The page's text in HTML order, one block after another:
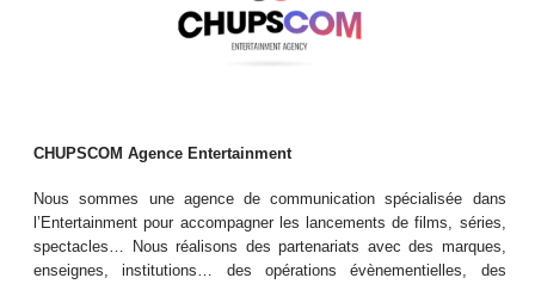
CHUPSCOM Agence Entertainment
Nous sommes une agence de communication spécialisée dans
l’Entertainment pour accompagner les lancements de films, séries,
spectacles… Nous réalisons des partenariats avec des marques,
enseignes, institutions… des opérations évènementielles, des